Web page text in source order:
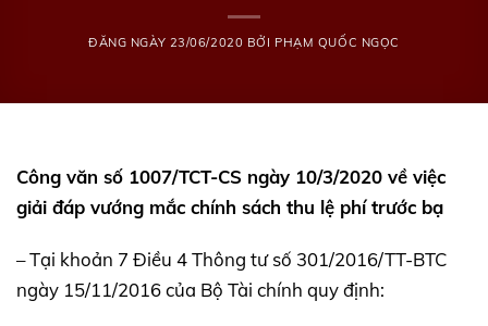
ĐĂNG NGÀY 23/06/2020 BỞI PHẠM QUỐC NGỌC
Công văn số 1007/TCT-CS ngày 10/3/2020 về việc
giải đáp vướng mắc chính sách thu lệ phí trước bạ
– Tại khoản 7 Điều 4 Thông tư số 301/2016/TT-BTC
ngày 15/11/2016 của Bộ Tài chính quy định: